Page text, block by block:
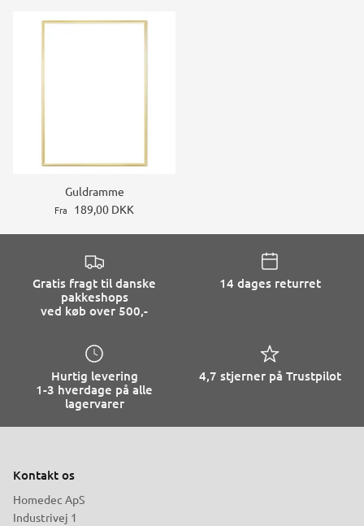
Guldramme
Fra 189,00 DKK
Gratis fragt til danske
pakkeshops
ved køb over 500,-
14 dages returret
Hurtig levering
1-3 hverdage på alle
lagervarer
4,7 stjerner på Trustpilot
Kontakt os
Homedec ApS
Industrivej 1